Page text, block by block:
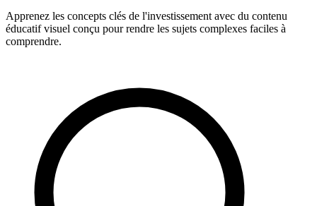
Apprenez les concepts clés de l'investissement avec du contenu
éducatif visuel conçu pour rendre les sujets complexes faciles à
comprendre.